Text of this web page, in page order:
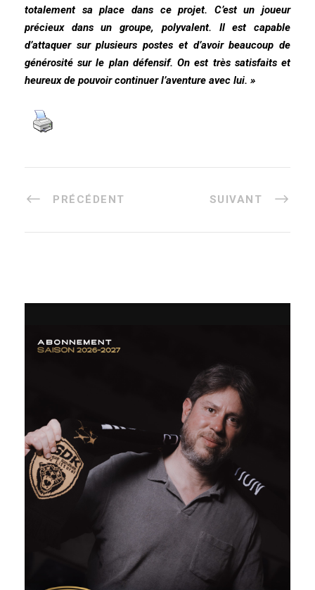
totalement sa place dans ce projet. C’est un joueur
précieux dans un groupe, polyvalent. Il est capable
d’attaquer sur plusieurs postes et d’avoir beaucoup de
générosité sur le plan défensif. On est très satisfaits et
heureux de pouvoir continuer l’aventure avec lui. »
PRÉCÉDENT SUIVANT